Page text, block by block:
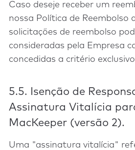
Caso deseje receber um
nossa Política de Reembolso
solicitações de reembolso
consideradas pela Empresa
concedidas a critério
5.5. Isenção de
Assinatura Vitalícia
MacKeeper (versão 2).
Uma "assinatura vitalícia"